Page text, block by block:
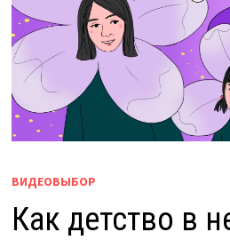
ВИДЕОВЫБОР
Как детство в